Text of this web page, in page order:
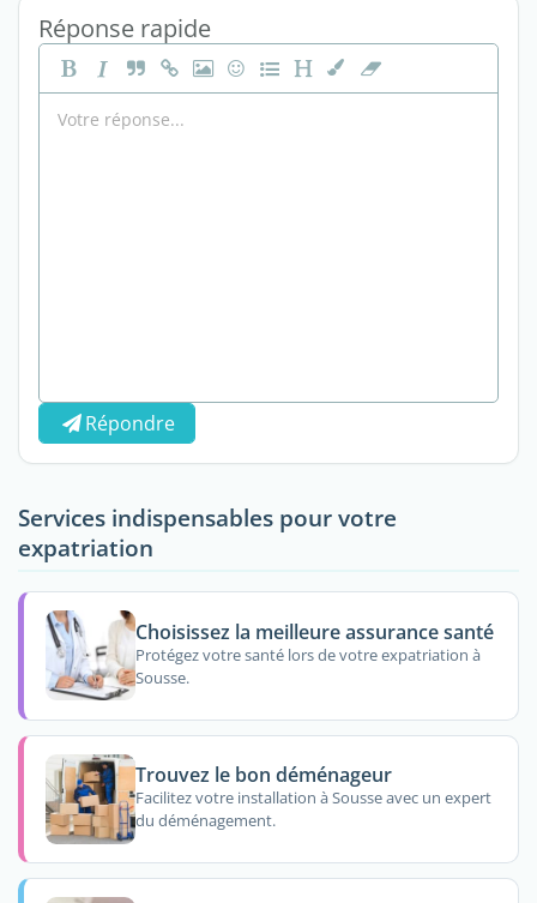
Réponse rapide
Répondre
Services indispensables pour votre
expatriation
Choisissez la meilleure assurance santé
Protégez votre santé lors de votre expatriation à
Sousse.
Trouvez le bon déménageur
Facilitez votre installation à Sousse avec un expert
du déménagement.